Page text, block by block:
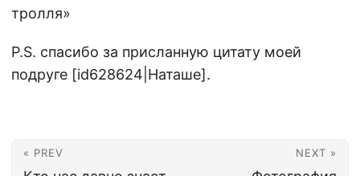
тролля»
P.S. спасибо за присланную цитату моей
подруге [id628624|Наташе].
« PREV NEXT »